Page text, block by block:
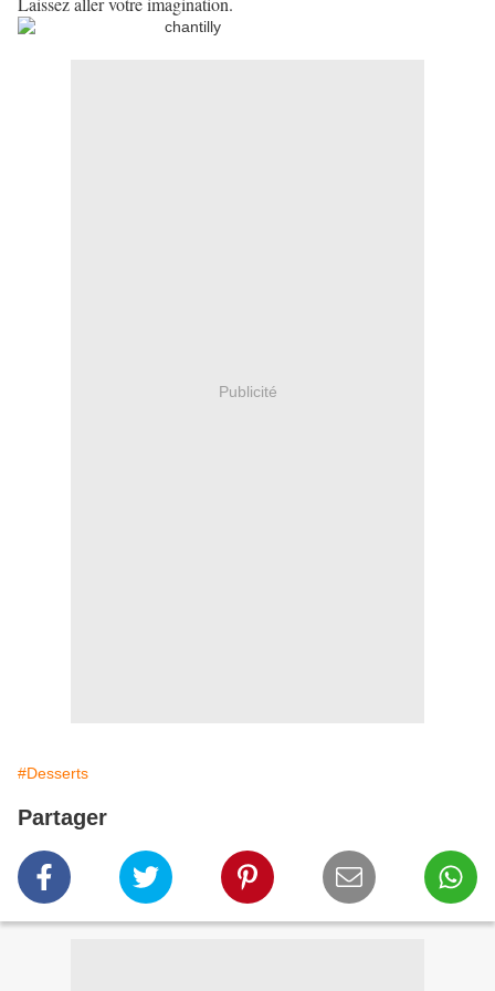
Publicité
#Desserts
Partager